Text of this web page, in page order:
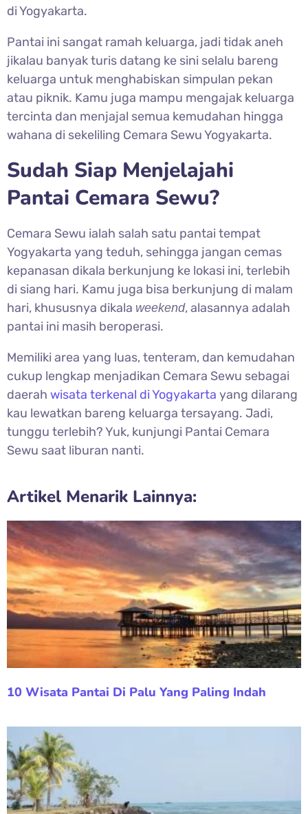
di Yogyakarta.
Pantai ini sangat ramah keluarga, jadi tidak aneh
jikalau banyak turis datang ke sini selalu bareng
keluarga untuk menghabiskan simpulan pekan
atau piknik. Kamu juga mampu mengajak keluarga
tercinta dan menjajal semua kemudahan hingga
wahana di sekeliling Cemara Sewu Yogyakarta.
Sudah Siap Menjelajahi
Pantai Cemara Sewu?
Cemara Sewu ialah salah satu pantai tempat
Yogyakarta yang teduh, sehingga jangan cemas
kepanasan dikala berkunjung ke lokasi ini, terlebih
di siang hari. Kamu juga bisa berkunjung di malam
hari, khususnya dikala weekend, alasannya adalah
pantai ini masih beroperasi.
Memiliki area yang luas, tenteram, dan kemudahan
cukup lengkap menjadikan Cemara Sewu sebagai
daerah wisata terkenal di Yogyakarta yang dilarang
kau lewatkan bareng keluarga tersayang. Jadi,
tunggu terlebih? Yuk, kunjungi Pantai Cemara
Sewu saat liburan nanti.
Artikel Menarik Lainnya:
10 Wisata Pantai Di Palu Yang Paling Indah